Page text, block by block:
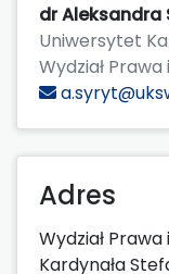
dr Aleksandra
Uniwersytet
Wydział
Adres
Wydział
Kardynała